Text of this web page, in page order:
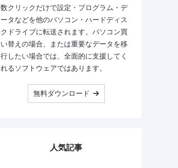
数クリックだけで設定・プログラム・デ
ータなどを他のパソコン・ハードディス
クドライブに転送されます。パソコン買
い替えの場合、または重要なデータを移
行したい場合では、全面的に支援してく
れるソフトウェアではあります。
無料ダウンロード
人気記事